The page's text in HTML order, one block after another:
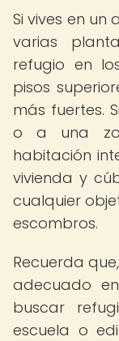
Si vives en
varias
refugio en
pisos
más fuertes.
o a una
habitación
vivienda y
cualquier
escombros.
Recuerda
adecuado
buscar
escuela o